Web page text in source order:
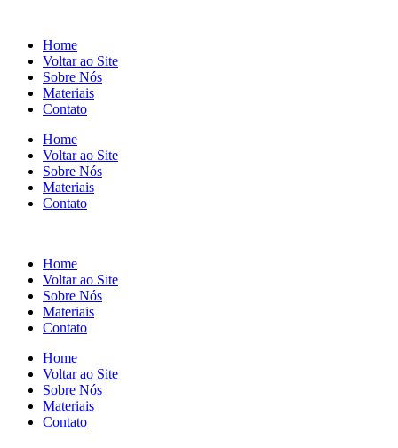
Home
Voltar ao Site
Sobre Nós
Materiais
Contato
Home
Voltar ao Site
Sobre Nós
Materiais
Contato
Home
Voltar ao Site
Sobre Nós
Materiais
Contato
Home
Voltar ao Site
Sobre Nós
Materiais
Contato